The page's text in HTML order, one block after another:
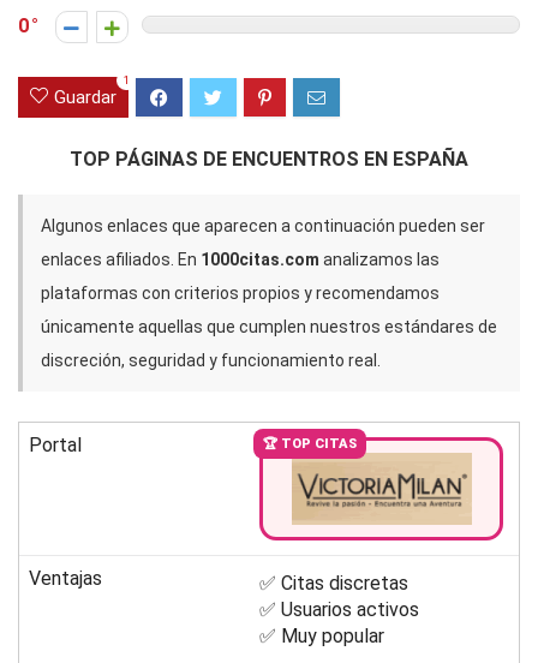
0
Guardar
1
TOP PÁGINAS DE ENCUENTROS EN ESPAÑA
Algunos enlaces que aparecen a continuación pueden ser
enlaces afiliados. En 1000citas.com analizamos las
plataformas con criterios propios y recomendamos
únicamente aquellas que cumplen nuestros estándares de
discreción, seguridad y funcionamiento real.
Portal 🏆 TOP CITAS
Ventajas
✅ Citas discretas
✅ Usuarios activos
✅ Muy popular